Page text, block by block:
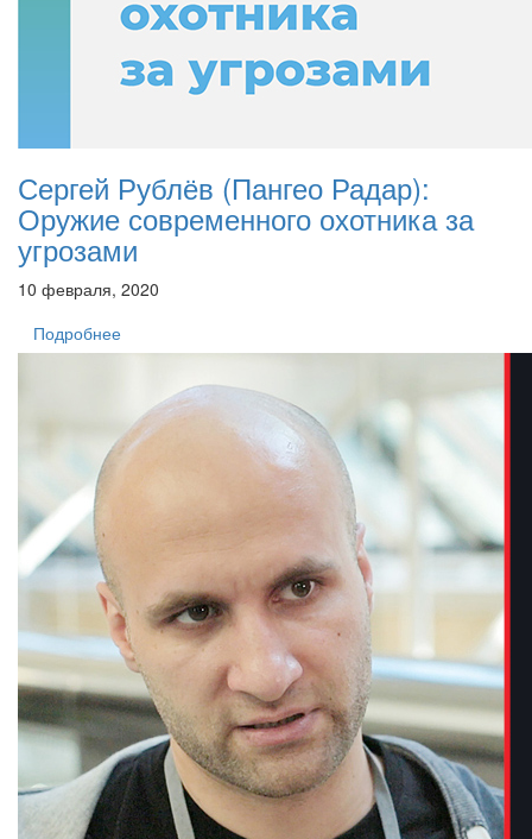
Сергей Рублёв (Пангео Радар):
Оружие современного охотника за
угрозами
10 февраля, 2020
Подробнее